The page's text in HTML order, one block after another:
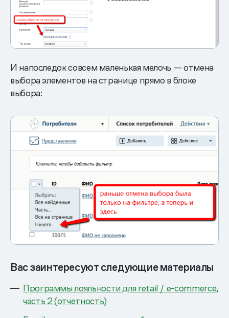
И напоследок совсем маленькая мелочь — отмена
выбора элементов на странице прямо в блоке
выбора:
Вас заинтересуют следующие материалы
Программы лояльности для retail / e-commerce,
часть 2 (отчетность)